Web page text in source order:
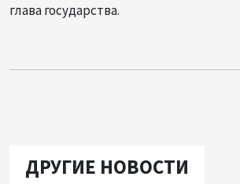
глава государства.
ДРУГИЕ НОВОСТИ